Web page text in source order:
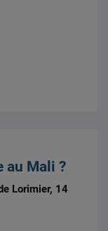
au Mali ?
Lorimier, 14